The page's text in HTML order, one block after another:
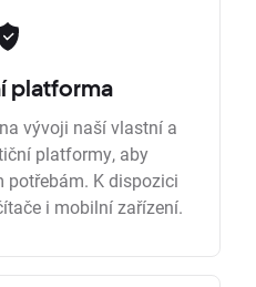
platforma
vývoji naší vlastní a
platformy, aby
potřebám. K dispozici
i mobilní zařízení.